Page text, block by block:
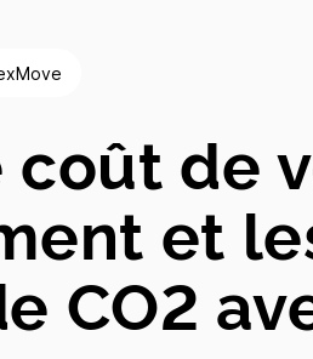
coût de
et
CO2